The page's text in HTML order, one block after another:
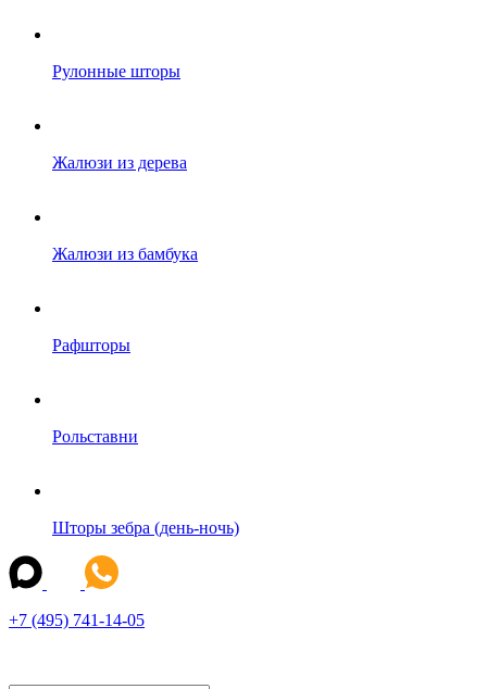
Рулонные шторы
Жалюзи из дерева
Жалюзи из бамбука
Рафшторы
Рольставни
Шторы зебра (день-ночь)
+7 (495) 741-14-05